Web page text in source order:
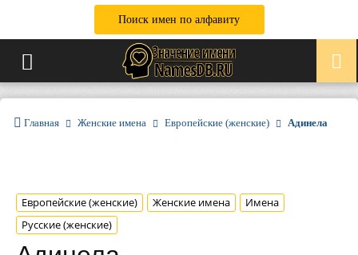
Поиск имен по алфавиту
Главная Женские имена Европейские (женские) Адинела
Европейские (женские) Женские имена
Имена
Русские (женские)